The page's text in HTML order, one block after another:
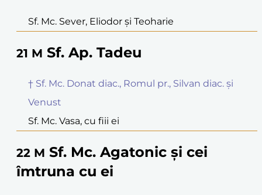
Sf. Mc. Sever, Eliodor și Teoharie
21 M Sf. Ap. Tadeu
† Sf. Mc. Donat diac., Romul pr., Silvan diac. și
Venust
Sf. Mc. Vasa, cu fiii ei
22 M Sf. Mc. Agatonic și cei
îmtruna cu ei